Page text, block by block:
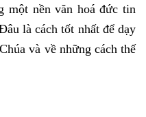
một nền văn hoá đức tin
là cách tốt nhất để dạy
và về những cách thế